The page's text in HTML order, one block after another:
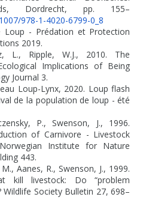
Dordrecht, pp. 155–
978-1-4020-6799-0_8
Loup - Prédation et Protection
2019.
L., Ripple, W.J., 2010. The
Implications of Being
Journal 3.
Loup-Lynx, 2020. Loup flash
de la population de loup - été
P., Swenson, J., 1996.
of Carnivore - Livestock
Institute for Nature
443.
Aanes, R., Swenson, J., 1999.
kill livestock: Do “problem
Wildlife Society Bulletin 27, 698–